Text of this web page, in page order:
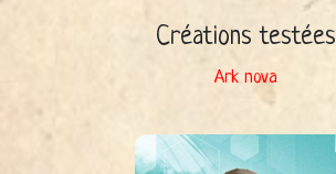
Créations testées
Ark nova